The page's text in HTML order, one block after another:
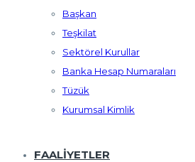
Başkan
Teşkilat
Sektörel Kurullar
Banka Hesap Numaraları
Tüzük
Kurumsal Kimlik
FAALIYETLER